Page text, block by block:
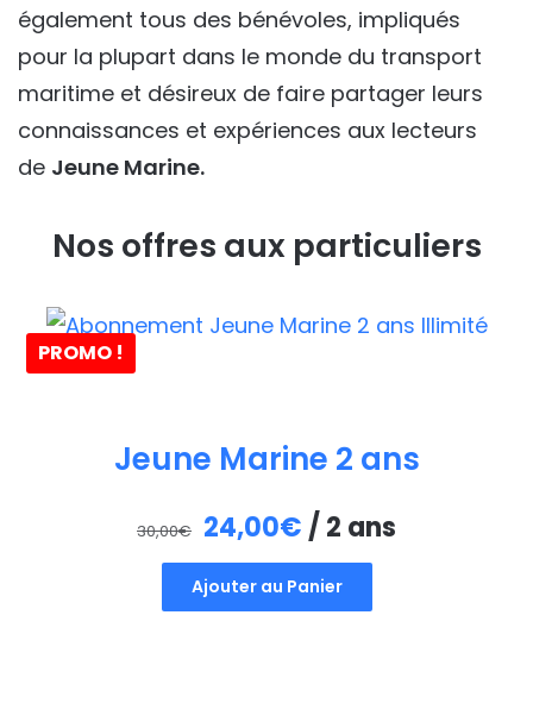
également tous des bénévoles, impliqués
pour la plupart dans le monde du transport
maritime et désireux de faire partager leurs
connaissances et expériences aux lecteurs
de Jeune Marine.
Nos offres aux particuliers
PROMO !
Jeune Marine 2 ans
30,00€ Le
prix
initial
24,00€ Le
prix
actuel
/ 2 ans
Ajouter au Panier